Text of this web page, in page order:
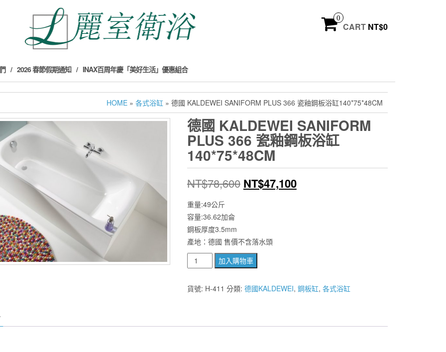
0
CART NT$0
2026 春節假期通知 INAX百周年慶「美好生活」優惠組合
HOME » 各式浴缸 » 德國 KALDEWEI SANIFORM PLUS 366 瓷釉鋼板浴缸140*75*48CM
德國 KALDEWEI SANIFORM
PLUS 366 瓷釉鋼板浴缸
140*75*48CM
NT$78,600 原
格：
NT$78,600。
NT$47,100目
重量:49公斤
容量:36.62加侖
鋼板厚度3.5mm
產地：德國 售價不含落水頭
國
Kaldewei
SANIFORM
加入購物車
貨號: H-411 分類: 德國KALDEWEI, 鋼板缸, 各式浴缸